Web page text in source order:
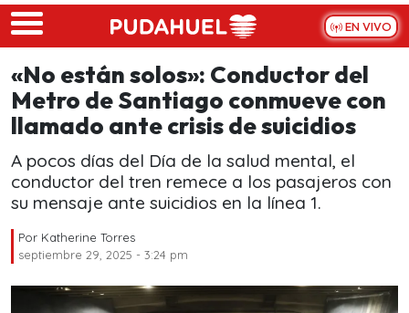
Skip to main content
EN VIVO
«No están solos»: Conductor del
Metro de Santiago conmueve con
llamado ante crisis de suicidios
A pocos días del Día de la salud mental, el
conductor del tren remece a los pasajeros con
su mensaje ante suicidios en la línea 1.
Por Katherine Torres
septiembre 29, 2025 - 3:24 pm